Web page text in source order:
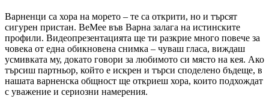
Варненци са хора на морето – те са открити, но и търсят
сигурен пристан. BeMee във Варна залага на истинските
профили. Видеопрезентацията ще ти разкрие много повече за
човека от една обикновена снимка – чуваш гласа, виждаш
усмивката му, докато говори за любимото си място на кея. Ако
търсиш партньор, който е искрен и търси споделено бъдеще, в
нашата варненска общност ще откриеш хора, които подхождат
с уважение и сериозни намерения.